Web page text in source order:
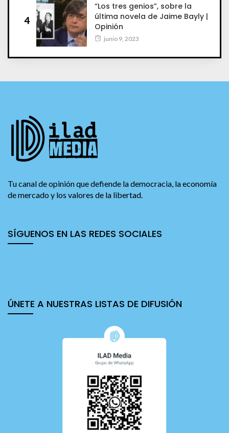
4
“Los tres genios”, sobre la
última novela de Jaime Bayly |
Opinión
junio 9, 2023
Tu canal de opinión que defiende la democracia, la economía
SÍGUENOS EN LAS REDES SOCIALES
ÚNETE A NUESTRAS LISTAS DE DIFUSIÓN